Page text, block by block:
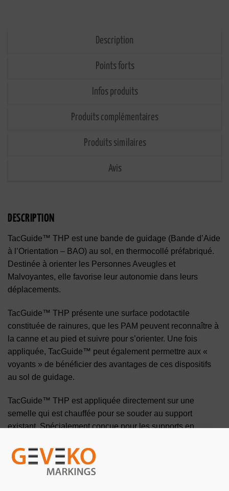
Description
Points forts
Infos produits
Produits complémentaires
Produits similaires
Avis
DESCRIPTION
TacGuide™ THP est une bande de guidage (Bande d’Aide
à l’Orientation – BAO) au sol, en thermocollé préfabriqué.
Destinée à orienter les Personnes Aveugles et
Malvoyantes, elle favorise leur autonomie dans leurs
déplacements.
TacGuide™ THP présente une surface podotactile
constituée de rainures, que les PAM peuvent reconnaître à
la canne et au pied et suivre pour s’orienter. Une fois
appliquée, TacGuide™ peut également permettre aux «
voyants » de bénéficier des avantages de ces dispositifs
au sol de guidage.
TacGuide™ THP est appliquée directement sur une
semelle qui est chauffée pour se souder au support
existant. Spécialement conçue pour les supports en
ou de la pierre avec l’utilisation préalable d’un primaire
d’accrochage (nous consulter).